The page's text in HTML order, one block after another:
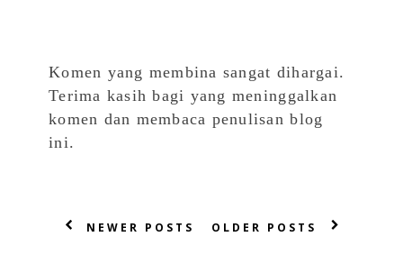
Komen yang membina sangat dihargai.
Terima kasih bagi yang meninggalkan
komen dan membaca penulisan blog
ini.
NEWER POSTS OLDER POSTS